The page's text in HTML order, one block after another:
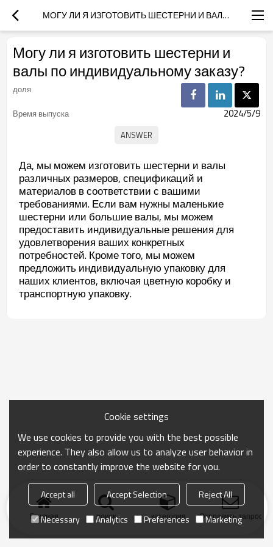
МОГУ ЛИ Я ИЗГОТОВИТЬ ШЕСТЕРНИ И ВАЛЫ ПО ИНДИВИДУАЛЬНОМУ ЗАКАЗУ?
Могу ли я изготовить шестерни и
валы по индивидуальному заказу?
доля
Время выпуска
2024/5/9
Да, мы можем изготовить шестерни и валы
различных размеров, спецификаций и
материалов в соответствии с вашими
требованиями. Если вам нужны маленькие
шестерни или большие валы, мы можем
предоставить индивидуальные решения для
удовлетворения ваших конкретных
потребностей. Кроме того, мы можем
предложить индивидуальную упаковку для
наших клиентов, включая цветную коробку и
транспортную упаковку.
Главная поиск категория Отправить запрос
Cookie settings
We use cookies to provide you with the best possible
experience. They also allow us to analyze user behavior in
order to constantly improve the website for you.
Accept all Accept Selection
Reject All
Necessary
Analytics Preferences Marketing